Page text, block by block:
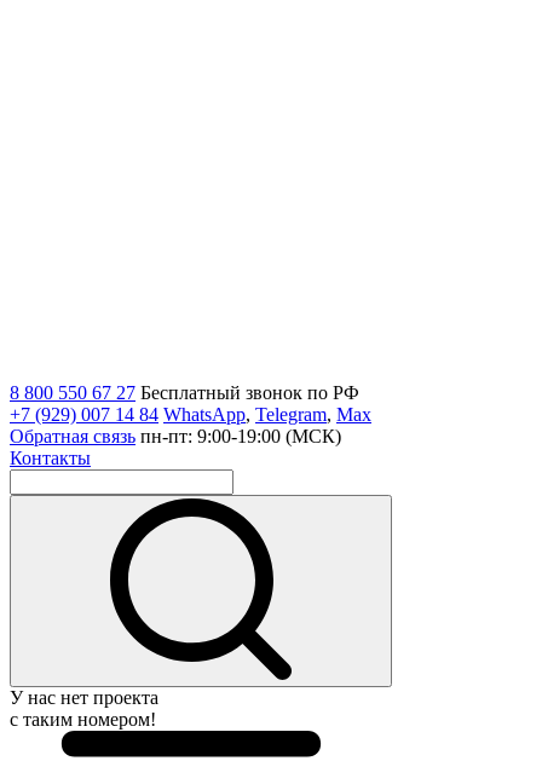
8 800 550 67 27 Бесплатный звонок по РФ
+7 (929) 007 14 84 WhatsApp, Telegram, Max
Обратная связь пн-пт: 9:00-19:00 (МСК)
Контакты
У нас нет проекта
с таким номером!